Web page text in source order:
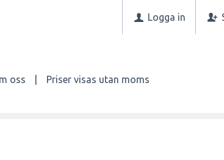
Logga in
oss Priser visas utan moms